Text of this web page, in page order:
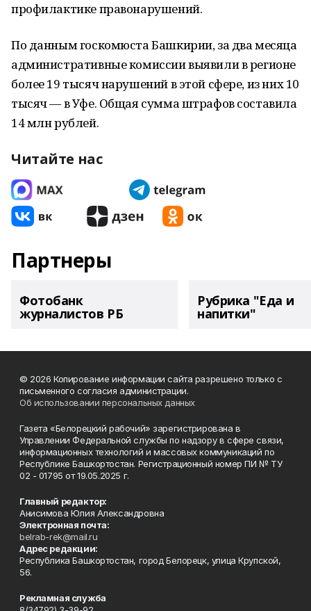
профилактике правонарушений.
По данным госкомюста Башкирии, за два месяца
административные комиссии выявили в регионе
более 19 тысяч нарушений в этой сфере, из них 10
тысяч — в Уфе. Общая сумма штрафов составила
14 млн рублей.
Читайте нас
Партнеры
Фотобанк
журналистов РБ
Рубрика "Еда и
напитки"
© 2026 Копирование информации сайта разрешено только с
письменного согласия администрации.
Об использовании персональных данных
Газета «Белорецкий рабочий» зарегистрирована в
Управлении Федеральной службы по надзору в сфере связи,
информационных технологий и массовых коммуникаций по
Республике Башкортостан. Регистрационный номер ПИ № ТУ
02 - 01795 от 19.05.2025 г.
Главный редактор:
Анисимова Юлия Александровна
Электронная почта:
belrab-rek@mail.ru
Адрес редакции:
Республика Башкортостан, город Белорецк, улица Крупской,
56.
Рекламная служба